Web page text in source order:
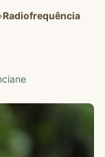
Radiofrequência